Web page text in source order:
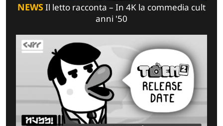
NEWSIl letto racconta – In 4K la commedia cult
anni '50